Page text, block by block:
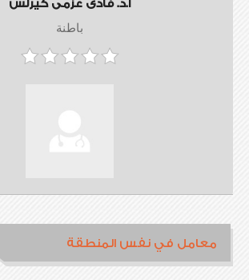
أ.د. فادى عزمى كيرلس
باطنة
معامل في نفس المنطقة